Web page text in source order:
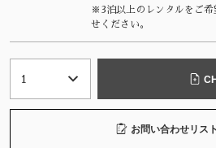
※3泊以上のレンタルをご希
せください。
お問い合わせリス